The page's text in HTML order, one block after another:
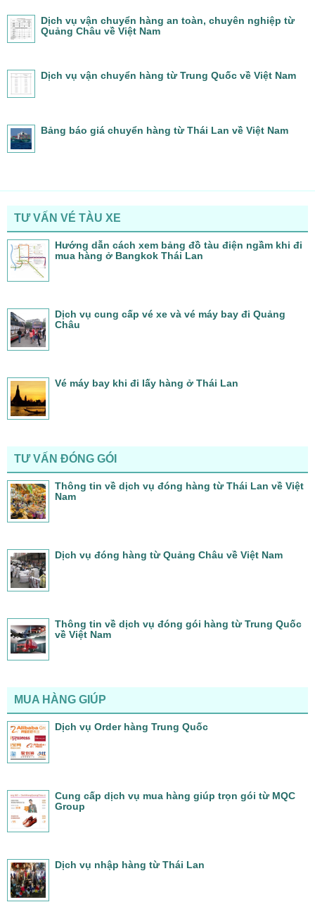
Dịch vụ vận chuyển hàng an toàn, chuyên nghiệp từ
Quảng Châu về Việt Nam
Dịch vụ vận chuyển hàng từ Trung Quốc về Việt Nam
Bảng báo giá chuyển hàng từ Thái Lan về Việt Nam
TƯ VẤN VÉ TÀU XE
Hướng dẫn cách xem bảng đồ tàu điện ngầm khi đi
mua hàng ở Bangkok Thái Lan
Dịch vụ cung cấp vé xe và vé máy bay đi Quảng
Châu
Vé máy bay khi đi lấy hàng ở Thái Lan
TƯ VẤN ĐÓNG GÓI
Thông tin về dịch vụ đóng hàng từ Thái Lan về Việt
Nam
Dịch vụ đóng hàng từ Quảng Châu về Việt Nam
Thông tin về dịch vụ đóng gói hàng từ Trung Quốc
về Việt Nam
MUA HÀNG GIÚP
Dịch vụ Order hàng Trung Quốc
Cung cấp dịch vụ mua hàng giúp trọn gói từ MQC
Group
Dịch vụ nhập hàng từ Thái Lan